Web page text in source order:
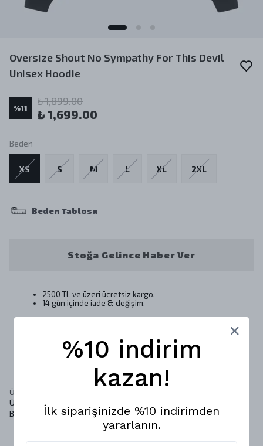
Oversize Shout No Sympathy For This Devil
Unisex Hoodie
%11
₺ 1,899.00
₺ 1,699.00
Beden
XS S M L XL 2XL
Beden Tablosu
Stoğa Gelince Haber Ver
2500 TL ve üzeri ücretsiz kargo.
14 gün içinde iade & değişim.
Ürün Açıklaması
Ürün Kalıbı : OVERSIZE
Ürün Detayı: Kumaşı 3 iplik %100 pamuk
Baskı: Transfer
%10 indirim
kazan!
İlk siparişinizde %10 indirimden
yararlanın.